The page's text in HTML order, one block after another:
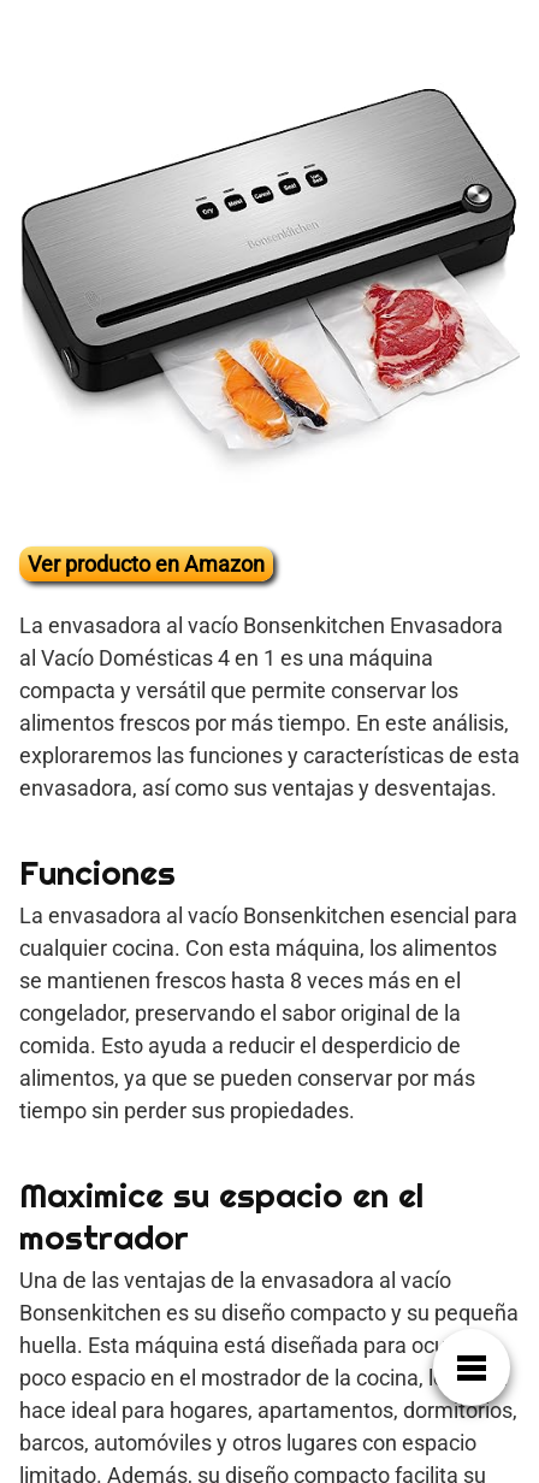
Ver producto en Amazon
La envasadora al vacío Bonsenkitchen Envasadora
al Vacío Domésticas 4 en 1 es una máquina
compacta y versátil que permite conservar los
alimentos frescos por más tiempo. En este análisis,
exploraremos las funciones y características de esta
envasadora, así como sus ventajas y desventajas.
Funciones
La envasadora al vacío Bonsenkitchen esencial para
cualquier cocina. Con esta máquina, los alimentos
se mantienen frescos hasta 8 veces más en el
congelador, preservando el sabor original de la
comida. Esto ayuda a reducir el desperdicio de
alimentos, ya que se pueden conservar por más
tiempo sin perder sus propiedades.
Maximice su espacio en el
mostrador
Una de las ventajas de la envasadora al vacío
Bonsenkitchen es su diseño compacto y su pequeña
huella. Esta máquina está diseñada para ocupar
poco espacio en el mostrador de la cocina, lo que la
hace ideal para hogares, apartamentos, dormitorios,
barcos, automóviles y otros lugares con espacio
limitado. Además, su diseño compacto facilita su